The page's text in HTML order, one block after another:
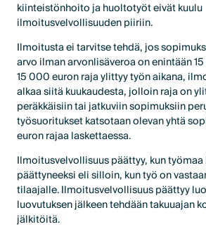
kiinteistönhoito ja huoltotyöt eivät kuulu
ilmoitusvelvollisuuden piiriin.
Ilmoitusta ei tarvitse tehdä, jos
arvo ilman arvonlisäveroa on enintään
15 000 euron raja ylittyy työn aikana,
alkaa siitä kuukaudesta, jolloin raja on
peräkkäisiin tai jatkuviin sopimuksiin
työsuoritukset katsotaan olevan yhtä
euron rajaa laskettaessa.
Ilmoitusvelvollisuus päättyy, kun
päättyneeksi eli silloin, kun työ on
tilaajalle. Ilmoitusvelvollisuus päättyy
luovutuksen jälkeen tehdään takuuajan
jälkitöitä.